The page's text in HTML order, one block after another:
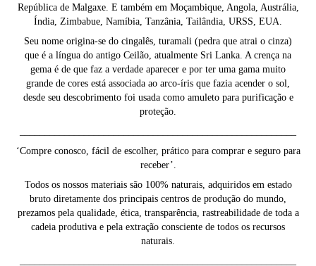
República de Malgaxe. E também em Moçambique, Angola, Austrália,
Índia, Zimbabue, Namíbia, Tanzânia, Tailândia, URSS, EUA.
Seu nome origina-se do cingalês, turamali (pedra que atrai o cinza)
que é a língua do antigo Ceilão, atualmente Sri Lanka. A crença na
gema é de que faz a verdade aparecer e por ter uma gama muito
grande de cores está associada ao arco-íris que fazia acender o sol,
desde seu descobrimento foi usada como amuleto para purificação e
proteção.
‘Compre conosco, fácil de escolher, prático para comprar e seguro para
receber’.
Todos os nossos materiais são 100% naturais, adquiridos em estado
bruto diretamente dos principais centros de produção do mundo,
prezamos pela qualidade, ética, transparência, rastreabilidade de toda a
cadeia produtiva e pela extração consciente de todos os recursos
naturais.